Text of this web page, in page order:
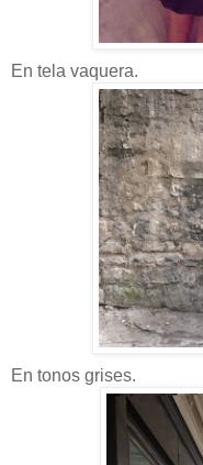
En tela vaquera.
En tonos grises.